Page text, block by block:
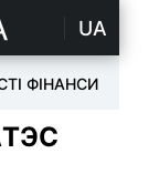
UA
ФІНАНСИ